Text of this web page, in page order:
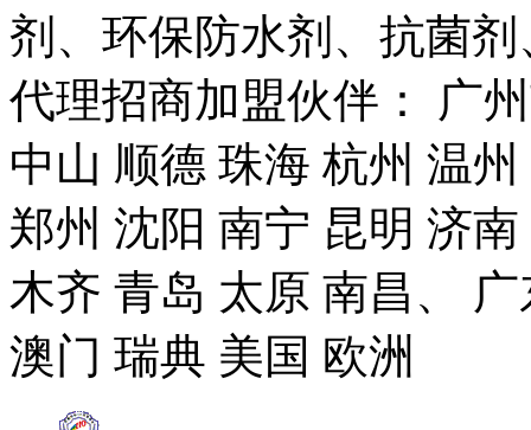
剂、环保防水剂、抗菌
代理招商加盟伙伴： 广
中山 顺德 珠海 杭州 温
郑州 沈阳 南宁 昆明 济
木齐 青岛 太原 南昌、
澳门 瑞典 美国 欧洲